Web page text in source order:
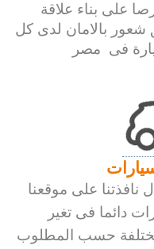
على بناء علاقة
بالامان لدى كل
فى مصر
نافذتنا على موقعنا
دائما فى تغير
حسب المطلوب